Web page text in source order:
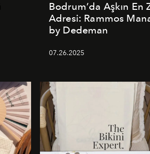
Bodrum’da Aşkın En
Adresi: Rammos
by Dedeman
07.26.2025